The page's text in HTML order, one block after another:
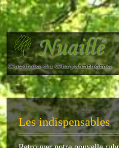
NUAILLÉ
Plan de Nuaillé
Sentiers pédestres
Guide annuel
Les indispensables